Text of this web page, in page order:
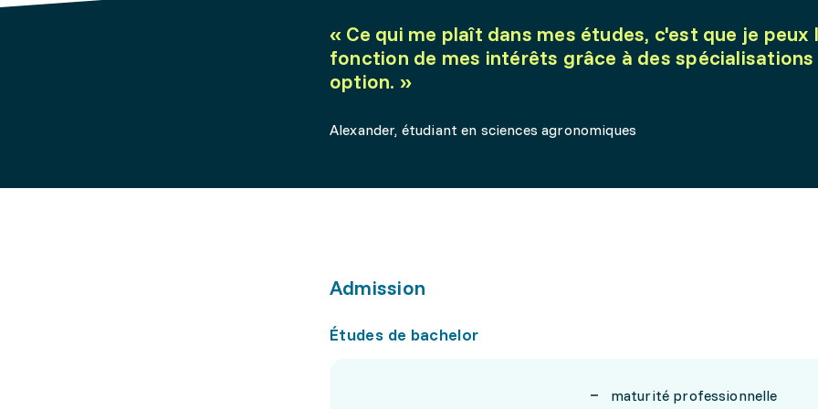
« Ce qui me plaît dans mes études, c'est que je
fonction de mes intérêts grâce à des
option. »
Alexander, étudiant en sciences agronomiques
Admission
Études de bachelor
maturité professionnelle